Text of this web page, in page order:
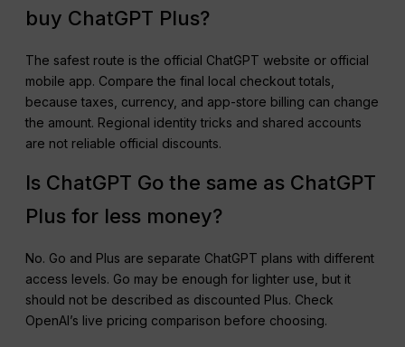
buy ChatGPT Plus?
The safest route is the official ChatGPT website or official
mobile app. Compare the final local checkout totals,
because taxes, currency, and app-store billing can change
the amount. Regional identity tricks and shared accounts
are not reliable official discounts.
Is ChatGPT Go the same as ChatGPT
Plus for less money?
No. Go and Plus are separate ChatGPT plans with different
access levels. Go may be enough for lighter use, but it
should not be described as discounted Plus. Check
OpenAI’s live pricing comparison before choosing.